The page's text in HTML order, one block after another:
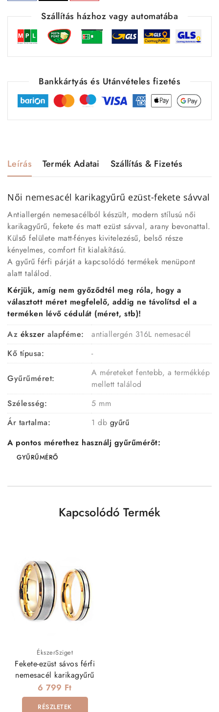
Szállítás házhoz vagy automatába
Bankkártyás és Utánvételes fizetés
Leírás Termék Adatai Szállítás & Fizetés
Női nemesacél karikagyűrű ezüst-fekete sávval
Antiallergén nemesacélból készült, modern stílusú női
karikagyűrű, fekete és matt ezüst sávval, arany bevonattal.
Külső felülete matt-fényes kivitelezésű, belső része
kényelmes, comfort fit kialakítású.
A gyűrű férfi párját a kapcsolódó termékek menüpont
alatt találod.
Kérjük, amíg nem győződtél meg róla, hogy a
választott méret megfelelő, addig ne távolítsd el a
terméken lévő cédulát (méret, stb)!
Az ékszer alapféme:
antiallergén 316L nemesacél
Kő típusa:
-
Gyűrűméret:
A méreteket fentebb, a termékkép
mellett találod
Szélesség:
5 mm
Ár tartalma:
1 db gyűrű
A pontos mérethez használj gyűrűmérőt:
GYŰRŰMÉRŐ
Kapcsolódó Termék
ÉkszerSziget
Fekete-ezüst sávos férfi
nemesacél karikagyűrű
6 799 Ft
RÉSZLETEK